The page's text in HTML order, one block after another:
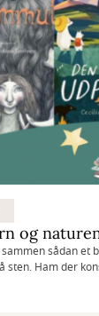
og
sådan et
sten. Ham der
blive væk,